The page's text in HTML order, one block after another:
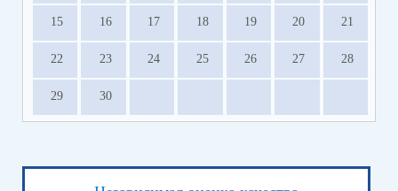
15 16 17 18 19 20 21
22 23 24 25 26 27 28
29 30